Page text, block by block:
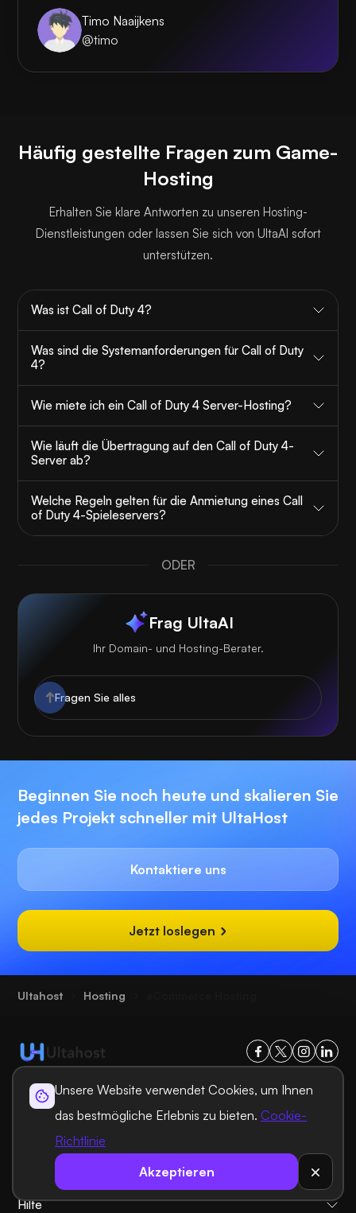
Unsere Website verwendet Cookies, um Ihnen
das bestmögliche Erlebnis zu bieten. Cookie-
Richtlinie
Akzeptieren
Timo Naaijkens
@timo
Häufig gestellte Fragen zum Game-
Hosting
Erhalten Sie klare Antworten zu unseren Hosting-
Dienstleistungen oder lassen Sie sich von UltaAI sofort
unterstützen.
Was ist Call of Duty 4?
Was sind die Systemanforderungen für Call of Duty
4?
Wie miete ich ein Call of Duty 4 Server-Hosting?
Wie läuft die Übertragung auf den Call of Duty 4-
Server ab?
Welche Regeln gelten für die Anmietung eines Call
of Duty 4-Spieleservers?
ODER
Frag UltaAI
Ihr Domain- und Hosting-Berater.
Beginnen Sie noch heute und skalieren Sie
jedes Projekt schneller mit UltaHost
Kontaktiere uns
Jetzt loslegen
Ultahost Hosting
Hosting-Lösungen
Domain-Lösungen
Hilfe